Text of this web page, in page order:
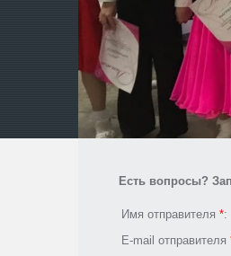
Есть вопросы?
Имя отправителя *:
E-mail отправителя